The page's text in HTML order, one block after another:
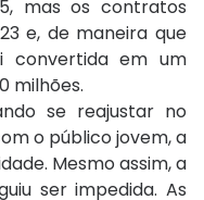
mas os contratos
e, de maneira que
em um
milhões.
se reajustar no
o público jovem, a
Mesmo assim, a
ser impedida. As